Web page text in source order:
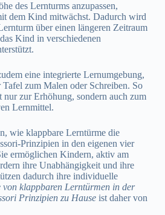
des Lernturms anzupassen,
dem Kind mitwächst. Dadurch wird
über einen längeren Zeitraum
Kind in verschiedenen
eine integrierte Lernumgebung,
zum Malen oder Schreiben. So
zur Erhöhung, sondern auch zum
Lernmittel.
wie klappbare Lerntürme die
Prinzipien in den eigenen vier
ermöglichen Kindern, aktiv am
ihre Unabhängigkeit und ihre
dadurch ihre individuelle
von klappbaren Lerntürmen in der
Prinzipien zu Hauseist daher von